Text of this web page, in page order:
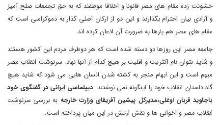
خشونت زده مقام های مصر قانونا و اخلاقا موظفند که به حق تجمعات صلح آمیز
و آزادی بیان احترام بگذارند و این دو از ارکان اصلی گذار به دموکراسی است که
مقام های مصر هم بارها به ضرورت آن اذعان کرده اند.
جامعه مصر این روزها دو دسته شده است که هر دوطرف مردم این کشور هستند
و شاید نتوان نام اکثریت و اقلیت بر هیچ کدام از آنها نهاد. سرنوشت انقلاب مصر
مبهم است و این ابهام منجر به کشته شدن انسان هایی می شود که شاید هیچ
گاه داستان انقلاب خود را اینگونه نمی نوشتند. دیپلماسی ایرانی در گفتگوی خود
باجاوید قربان اوغلی،مدیرکل پیشین آفریقای وزارت خارجه به بررسی سرنوشت
انقلاب مصر و اخوانی ها و نقش ارتش در این میان پرداخته است.